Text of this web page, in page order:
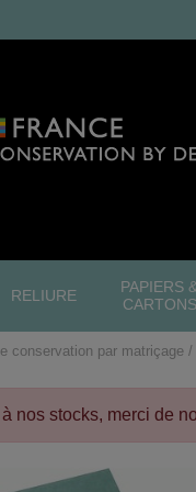
RELIURE
PAPIERS &
CARTONS
conservation par matriçage
nos stocks, merci de